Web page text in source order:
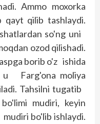
Ammo moxorka
qilib tashlaydi.
so'ng uni
ozod qilishadi.
borib o'z ishida
u Farg'ona moliya
Tahsilni tugatib
mudiri, keyin
bo'lib ishlaydi.